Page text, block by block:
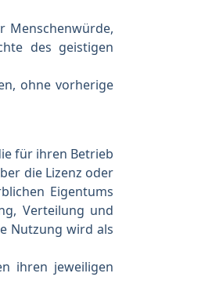
Menschenwürde,
des geistigen
ohne vorherige
für ihren Betrieb
die Lizenz oder
Eigentums
Verteilung und
Nutzung wird als
ihren jeweiligen